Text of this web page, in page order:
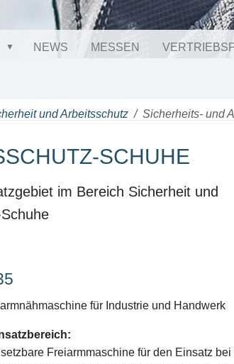
NEWS MESSEN
und Arbeitsschutz Sicherheits- und
SCHUHE
im Bereich Sicherheit und
für Industrie und Handwerk
Freiarmmaschine für den Einsatz bei